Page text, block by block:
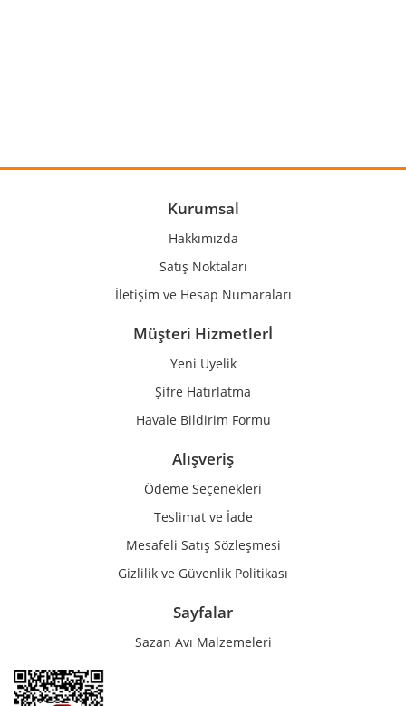
Ürün açıklamasında eksik bilgiler bulunuyor.
Ürün bilgilerinde hatalar bulunuyor.
Gönder
Kurumsal
Hakkımızda
Satış Noktaları
İletişim ve Hesap Numaraları
Müşteri Hizmetlerİ
Yeni Üyelik
Şifre Hatırlatma
Havale Bildirim Formu
Alışveriş
Ödeme Seçenekleri
Teslimat ve İade
Mesafeli Satış Sözleşmesi
Gizlilik ve Güvenlik Politikası
Sayfalar
Sazan Avı Malzemeleri